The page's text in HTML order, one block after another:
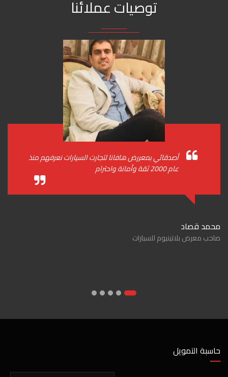
توصيات عملائنا
من أفضل معارض السيارات بالأردن ، بخدمة الزبائن
والمتابعة ما بعد البيع
النائب السابق الدكتور محمد ابو هديب
زبون
حاسبة التمويل